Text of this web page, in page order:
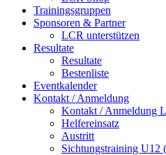
Trainingsgruppen
Sponsoren & Partner
LCR unterstützen
Resultate
Resultate
Bestenliste
Eventkalender
Kontakt / Anmeldung
Kontakt / Anmeldung
Helfereinsatz
Austritt
Sichtungstraining U12